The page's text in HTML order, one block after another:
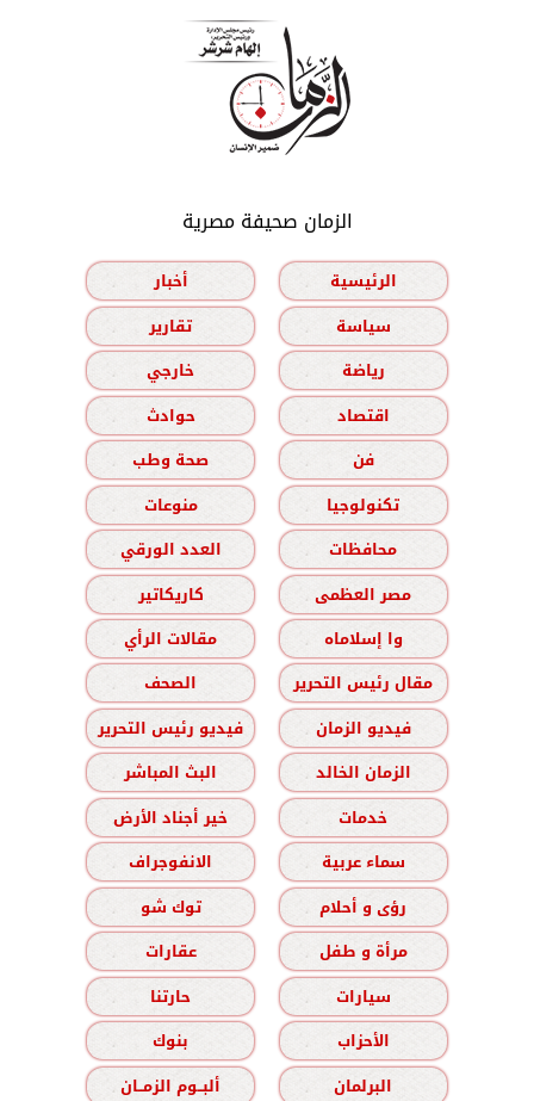
الزمان صحيفة مصرية
الرئيسية
أخبار
سياسة
تقارير
رياضة
خارجي
اقتصاد
حوادث
فن
صحة وطب
تكنولوجيا
منوعات
محافظات
العدد الورقي
مصر العظمى
كاريكاتير
وا إسلاماه
مقالات الرأي
مقال رئيس التحرير
الصحف
فيديو الزمان
فيديو رئيس التحرير
الزمان الخالد
البث المباشر
خدمات
خير أجناد الأرض
سماء عربية
الانفوجراف
رؤى و أحلام
توك شو
مرأة و طفل
عقارات
سيارات
حارتنا
الأحزاب
بنوك
البرلمان
ألبــوم الزمــان